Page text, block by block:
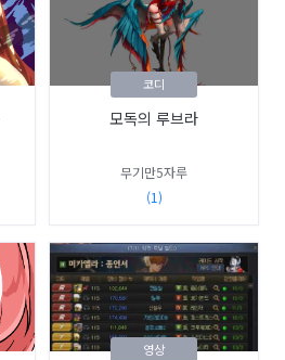
모독의 루브라
무기만5자루
(1)
코디
영상